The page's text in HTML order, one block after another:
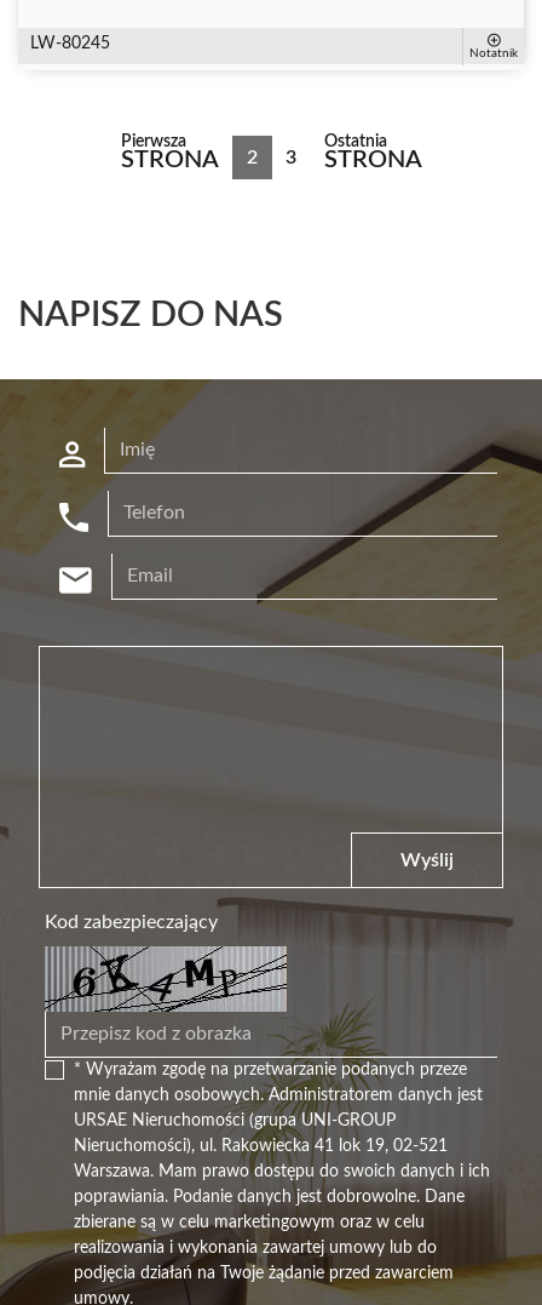
LW-80245
Notatnik
Pierwsza
STRONA 2 3
Ostatnia
STRONA
NAPISZ DO NAS
Wyślij
Kod zabezpieczający
* Wyrażam zgodę na przetwarzanie podanych przeze
mnie danych osobowych. Administratorem danych jest
URSAE Nieruchomości (grupa UNI-GROUP
Nieruchomości), ul. Rakowiecka 41 lok 19, 02-521
Warszawa. Mam prawo dostępu do swoich danych i ich
poprawiania. Podanie danych jest dobrowolne. Dane
zbierane są w celu marketingowym oraz w celu
realizowania i wykonania zawartej umowy lub do
podjęcia działań na Twoje żądanie przed zawarciem
umowy.